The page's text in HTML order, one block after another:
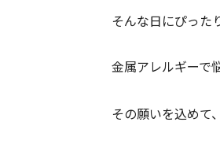
そんな日にぴった
金属アレルギーで
その願いを込めて